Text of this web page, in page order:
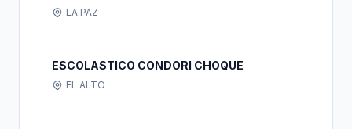
10 DE NOVIEMBRE LTDA.
LA PAZ
ESCOLASTICO CONDORI CHOQUE
EL ALTO